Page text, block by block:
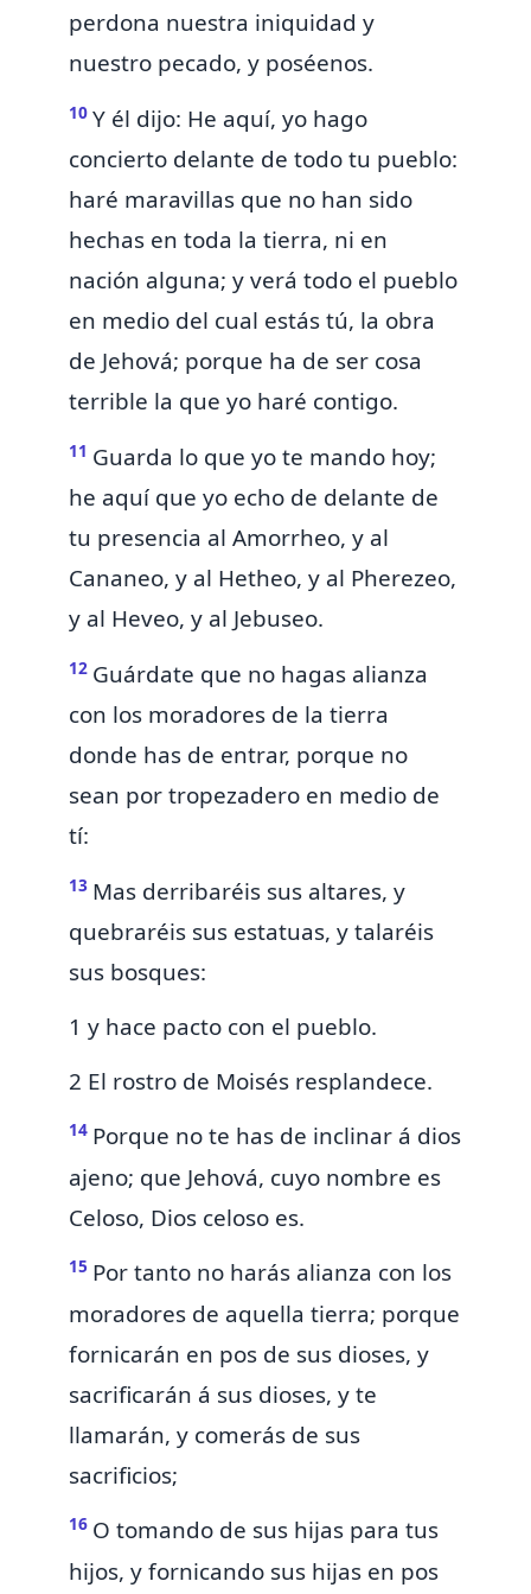
perdona nuestra iniquidad y
nuestro pecado, y poséenos.
10 Y él dijo: He aquí, yo hago
concierto delante de todo tu pueblo:
haré maravillas que no han sido
hechas en toda la tierra, ni en
nación alguna; y verá todo el pueblo
en medio del cual estás tú, la obra
de Jehová; porque ha de ser cosa
terrible la que yo haré contigo.
11 Guarda lo que yo te mando hoy;
he aquí que yo echo de delante de
tu presencia al Amorrheo, y al
Cananeo, y al Hetheo, y al Pherezeo,
y al Heveo, y al Jebuseo.
12 Guárdate que no hagas alianza
con los moradores de la tierra
donde has de entrar, porque no
sean por tropezadero en medio de
tí:
13 Mas derribaréis sus altares, y
quebraréis sus estatuas, y talaréis
sus bosques:
1 y hace pacto con el pueblo.
2 El rostro de Moisés resplandece.
14 Porque no te has de inclinar á dios
ajeno; que Jehová, cuyo nombre es
Celoso, Dios celoso es.
15 Por tanto no harás alianza con los
moradores de aquella tierra; porque
fornicarán en pos de sus dioses, y
sacrificarán á sus dioses, yte
llamarán, y comerás de sus
sacrificios;
16 O tomando de sus hijas para tus
hijos, y fornicando sus hijas en pos